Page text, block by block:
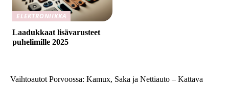
ELEKTRONIIKKA
Laadukkaat lisävarusteet
puhelimille 2025
Vaihtoautot Porvoossa: Kamux, Saka ja Nettiauto – Kattava